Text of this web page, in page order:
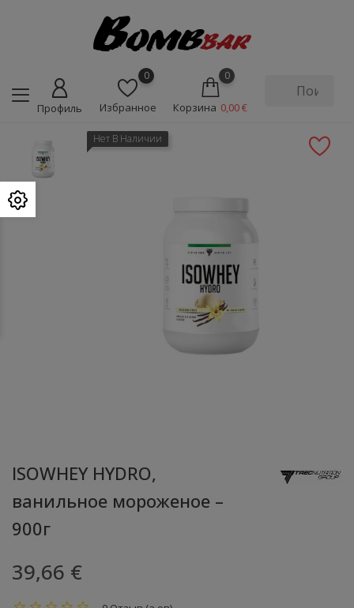
Профиль
0
Избранное
0
Корзина 0,00 €
Нет В Наличии
ISOWHEY HYDRO,
ванильное мороженое –
900г
39,66 €